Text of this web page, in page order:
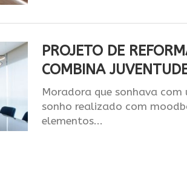
PROJETO DE
COMBINA
Moradora que sonhava
sonho realizado com
elementos...